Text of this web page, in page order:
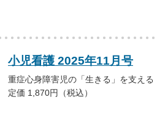
小児看護 2025年11月号
重症心身障害児の「生きる」を支える
定価 1,870円（税込）